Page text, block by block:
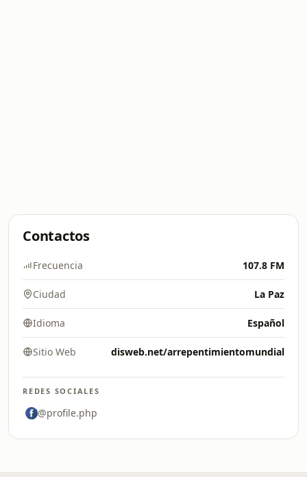
Contactos
Frecuencia 107.8 FM
Ciudad La Paz
Idioma Español
Sitio Web disweb.net/arrepentimientomundial
REDES SOCIALES
@profile.php